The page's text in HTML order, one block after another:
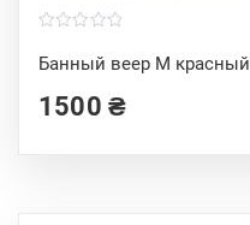
Банный веер M красный
o
u
o
1500 ₴